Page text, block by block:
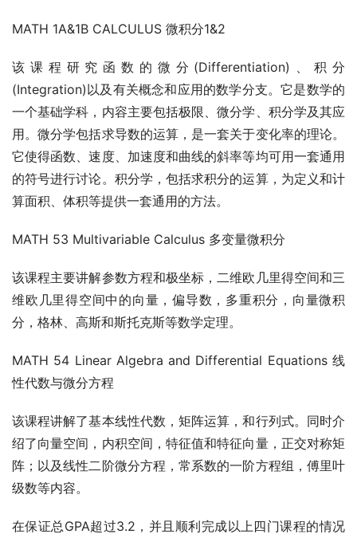
MATH 1A&1B CALCULUS 微积分1&2
该课程研究函数的微分(Differentiation)、积分
(Integration)以及有关概念和应用的数学分支。它是数学的
一个基础学科，内容主要包括极限、微分学、积分学及其应
用。微分学包括求导数的运算，是一套关于变化率的理论。
它使得函数、速度、加速度和曲线的斜率等均可用一套通用
的符号进行讨论。积分学，包括求积分的运算，为定义和计
算面积、体积等提供一套通用的方法。
MATH 53 Multivariable Calculus 多变量微积分
该课程主要讲解参数方程和极坐标，二维欧几里得空间和三
维欧几里得空间中的向量，偏导数，多重积分，向量微积
分，格林、高斯和斯托克斯等数学定理。
MATH 54 Linear Algebra and Differential Equations 线
性代数与微分方程
该课程讲解了基本线性代数，矩阵运算，和行列式。同时介
绍了向量空间，内积空间，特征值和特征向量，正交对称矩
阵；以及线性二阶微分方程，常系数的一阶方程组，傅里叶
级数等内容。
在保证总GPA超过3.2，并且顺利完成以上四门课程的情况